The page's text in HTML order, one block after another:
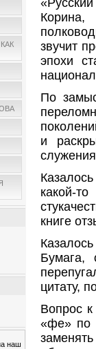
наш
звучит
эпохи
По
и
какой-
книге
Бумага,
цитату,
Вопрос к
«фе» по